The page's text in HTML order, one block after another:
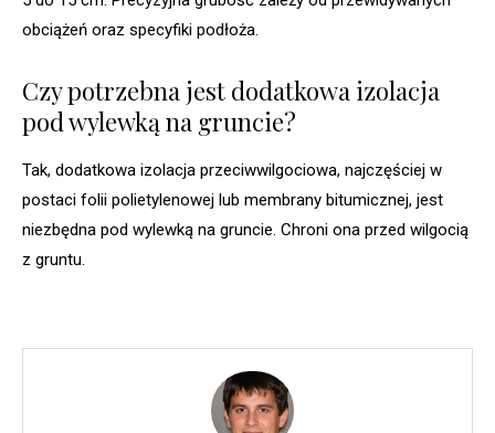
obciążeń oraz specyfiki podłoża.
Czy potrzebna jest dodatkowa izolacja
pod wylewką na gruncie?
Tak, dodatkowa izolacja przeciwwilgociowa, najczęściej w
postaci folii polietylenowej lub membrany bitumicznej, jest
niezbędna pod wylewką na gruncie. Chroni ona przed wilgocią
z gruntu.